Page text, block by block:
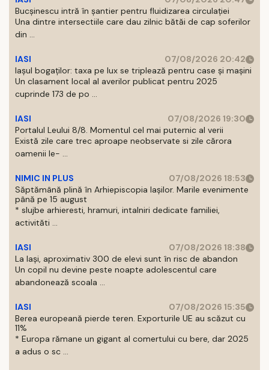
Bucșinescu intră în șantier pentru fluidizarea circulației
Una dintre intersectiile care dau zilnic bătăi de cap soferilor
din ...
IASI
07/08/2026 20:42
Iașul bogaților: taxa pe lux se triplează pentru case și mașini
Un clasament local al averilor publicat pentru 2025
cuprinde 173 de po ...
IASI
07/08/2026 19:30
Portalul Leului 8/8. Momentul cel mai puternic al verii
Există zile care trec aproape neobservate si zile cărora
oamenii le- ...
NIMIC IN PLUS
07/08/2026 18:53
Săptămână plină în Arhiepiscopia Iașilor. Marile evenimente
până pe 15 august
* slujbe arhieresti, hramuri, intalniri dedicate familiei,
activităti ...
IASI
07/08/2026 18:38
La Iași, aproximativ 300 de elevi sunt în risc de abandon
Un copil nu devine peste noapte adolescentul care
abandonează scoala ...
IASI
07/08/2026 15:35
Berea europeană pierde teren. Exporturile UE au scăzut cu
11%
* Europa rămane un gigant al comertului cu bere, dar 2025
a adus o sc ...